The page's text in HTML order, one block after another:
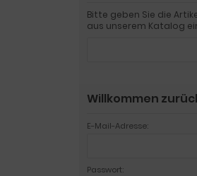
Bitte geben Sie die
aus unserem Katalog
Willkommen
E-Mail-Adresse:
Passwort: